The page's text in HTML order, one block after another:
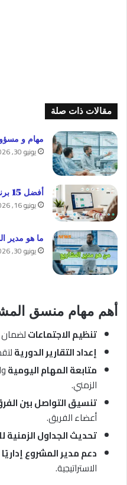
مقالات ذات صلة
مهام و
يونيو 30, 2026
أفضل 15 برنامجًا لإدارة المشاريع لنظام ماك
يونيو 16, 2026
ما هو مدير
يونيو 30, 2026
أهم مهام منسق
تنظيم الاجتماعاتلضمان
إعداد التقارير الدورية
متابعة المهام اليومية
الزمني.
تنسيق التواصل بين
أعضاء الفريق.
تحديث الجداول الزمنية
دعم مدير المشروع إداريًا
الاستراتيجية.